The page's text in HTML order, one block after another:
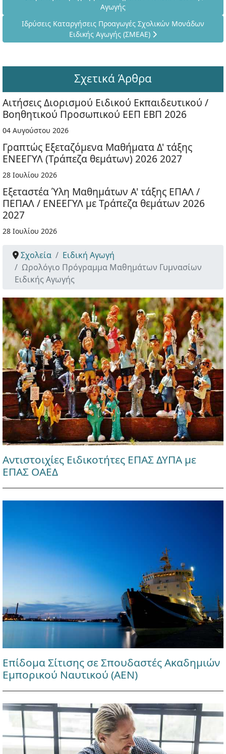
Αγωγής
Επόμενο άρθρο: Ιδρύσεις Καταργήσεις Προαγωγές
Ιδρύσεις Καταργήσεις Προαγωγές Σχολικών Μονάδων
Ειδικής Αγωγής (ΣΜΕΑΕ)
Σχετικά Άρθρα
Αιτήσεις Διορισμού Ειδικού Εκπαιδευτικού /
Βοηθητικού Προσωπικού ΕΕΠ ΕΒΠ 2026
04 Αυγούστου 2026
Γραπτώς Εξεταζόμενα Μαθήματα Δ' τάξης
ΕΝΕΕΓΥΛ (Τράπεζα θεμάτων) 2026 2027
28 Ιουλίου 2026
Εξεταστέα Ύλη Μαθημάτων Α' τάξης ΕΠΑΛ /
ΠΕΠΑΛ / ΕΝΕΕΓΥΛ με Τράπεζα θεμάτων 2026
2027
28 Ιουλίου 2026
Σχολεία
Ειδική Αγωγή
Ωρολόγιο Πρόγραμμα Μαθημάτων Γυμνασίων
Ειδικής Αγωγής
Αντιστοιχίες Ειδικοτήτες ΕΠΑΣ ΔΥΠΑ με
ΕΠΑΣ ΟΑΕΔ
Επίδομα Σίτισης σε Σπουδαστές Ακαδημιών
Εμπορικού Ναυτικού (ΑΕΝ)